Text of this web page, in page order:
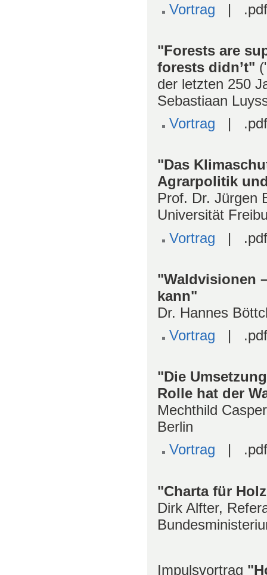
Vortrag |
"Forests are
forests didn’t"
der letzten 250
Sebastiaan
Vortrag |
"Das
Agrarpolitik
Prof. Dr. Jürgen
Universität
Vortrag |
"Waldvisionen
kann"
Dr. Hannes
Vortrag |
"Die
Rolle hat der
Mechthild
Berlin
Vortrag |
"Charta für
Dirk Alfter,
Impulsvortrag